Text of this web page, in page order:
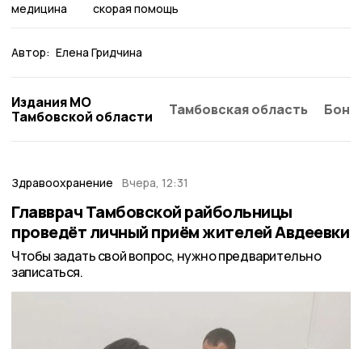
медицина скорая помощь
Автор: Елена Гридчина
Издания МО
Тамбовской области
Тамбовская область
Здравоохранение Вчера, 12:31
Главврач Тамбовской райбольницы
проведёт личный приём жителей Авдеевки
Чтобы задать свой вопрос, нужно предварительно
записаться.